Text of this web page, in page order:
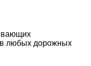
в любых дорожных